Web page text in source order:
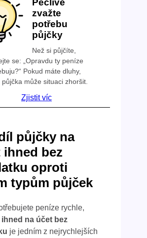
Pečlivě
zvažte
potřebu
půjčky
Než si půjčíte,
se: „Opravdu ty peníze
Pokud máte dluhy,
může situaci zhoršit.
Zjistit víc
půjčky na
ihned bez
oproti
typům půjček
peníze rychle,
na účet bez
je jedním z nejrychlejších